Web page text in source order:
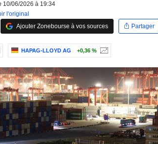
10/06/2026 à 19:34
l'original
Ajouter Zonebourse à vos sources
Partager
HAPAG-LLOYD AG +0,36 %